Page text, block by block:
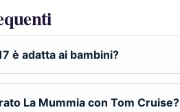
è adatta ai bambini?
La Mummia con Tom Cruise?